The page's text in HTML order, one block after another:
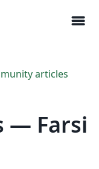
menu
articles
— Farsi